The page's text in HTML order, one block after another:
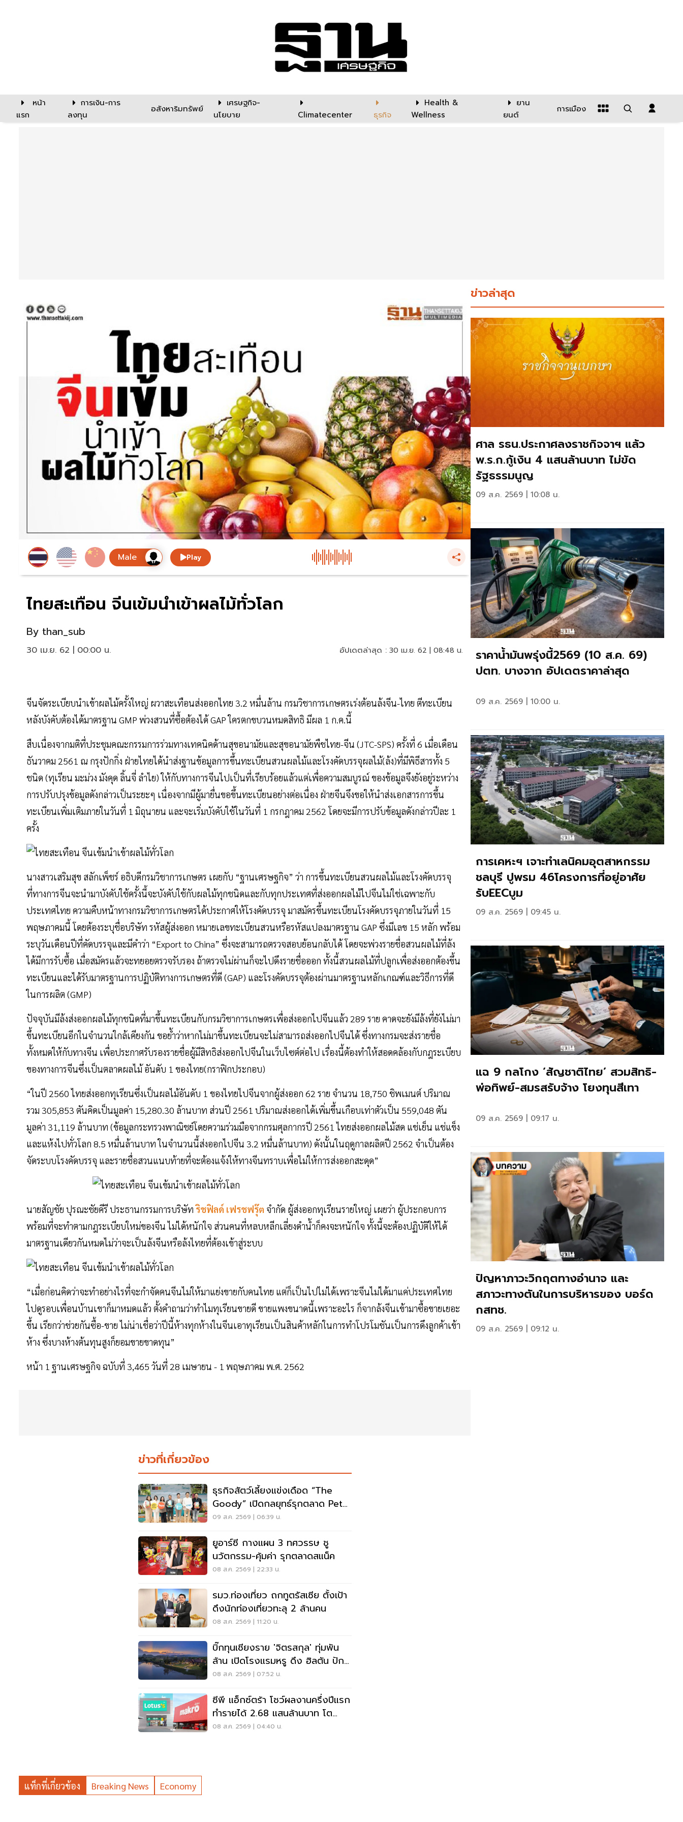
หน้า
แรก
การเงิน-การ
ลงทุน
อสังหาริมทรัพย์
เศรษฐกิจ-
นโยบาย
Climatecenter ธุรกิจ
Health &
Wellness
ยาน
ยนต์
การเมือง
Play
ไทยสะเทือน จีนเข้มนำเข้าผลไม้ทั่วโลก
By than_sub
30 เม.ย. 62 | 00:00 น. อัปเดตล่าสุด : 30 เม.ย. 62 | 08:48 น.
จีนจัดระเบียบนำเข้าผลไม้ครั้งใหญ่ ผวาสะเทือนส่งออกไทย 3.2 หมื่นล้าน กรมวิชาการเกษตรเร่งต้อนล้งจีน-ไทย ตีทะเบียน
หลังบังคับต้องได้มาตรฐาน GMP พ่วงสวนที่ซื้อต้องได้ GAP ใครตกขบวนหมดสิทธิ มีผล 1 ก.ค.นี้
สืบเนื่องจากมติที่ประชุมคณะกรรมการร่วมทางเทคนิคด้านสุขอนามัยและสุขอนามัยพืชไทย-จีน (JTC-SPS) ครั้งที่ 6 เมื่อเดือน
ธันวาคม 2561 ณ กรุงปักกิ่ง ฝ่ายไทยได้นำส่งฐานข้อมูลการขึ้นทะเบียนสวนผลไม้และโรงคัดบรรจุผลไม้(ล้ง)ที่มีพิธีสารทั้ง 5
ชนิด (ทุเรียน มะม่วง มังคุด ลิ้นจี่ ลำไย) ให้กับทางการจีนไปเป็นที่เรียบร้อยแล้วแต่เพื่อความสมบูรณ์ ของข้อมูลจึงยังอยู่ระหว่าง
การปรับปรุงข้อมูลดังกล่าวเป็นระยะๆ เนื่องจากมีผู้มายื่นขอขึ้นทะเบียนอย่างต่อเนื่อง ฝ่ายจีนจึงขอให้นำส่งเอกสารการขึ้น
ทะเบียนเพิ่มเติมภายในวันที่ 1 มิถุนายน และจะเริ่มบังคับใช้ในวันที่ 1 กรกฎาคม 2562 โดยจะมีการปรับข้อมูลดังกล่าวปีละ 1
ครั้ง
นางสาวเสริมสุข สลักเพ็ชร์ อธิบดีกรมวิชาการเกษตร เผยกับ “ฐานเศรษฐกิจ” ว่า การขึ้นทะเบียนสวนผลไม้และโรงคัดบรรจุ
ที่ทางการจีนจะนำมาบังคับใช้ครั้งนี้จะบังคับใช้กับผลไม้ทุกชนิดและกับทุกประเทศที่ส่งออกผลไม้ไปจีนไม่ใช่เฉพาะกับ
ประเทศไทย ความคืบหน้าทางกรมวิชาการเกษตรได้ประกาศให้โรงคัดบรรจุ มาสมัครขึ้นทะเบียนโรงคัดบรรจุภายในวันที่ 15
พฤษภาคมนี้ โดยต้องระบุชื่อบริษัท รหัสผู้ส่งออก หมายเลขทะเบียนสวนหรือรหัสแปลงมาตรฐาน GAP ซึ่งมีเลข 15 หลัก พร้อม
ระบุวันเดือนปีที่คัดบรรจุและมีคำว่า “Export to China” ซึ่งจะสามารถตรวจสอบย้อนกลับได้ โดยจะพ่วงรายชื่อสวนผลไม้ที่ล้ง
ได้มีการรับซื้อ เมื่อสมัครแล้วจะทยอยตรวจรับรอง ถ้าตรวจไม่ผ่านก็จะไปดึงรายชื่อออก ทั้งนี้สวนผลไม้ที่ปลูกเพื่อส่งออกต้องขึ้น
ทะเบียนและได้รับมาตรฐานการปฏิบัติทางการเกษตรที่ดี (GAP) และโรงคัดบรรจุต้องผ่านมาตรฐานหลักเกณฑ์และวิธีการที่ดี
ในการผลิต (GMP)
ปัจจุบันมีล้งส่งออกผลไม้ทุกชนิดที่มาขึ้นทะเบียนกับกรมวิชาการเกษตรเพื่อส่งออกไปจีนแล้ว 289 ราย คาดจะยังมีล้งที่ยังไม่มา
ขึ้นทะเบียนอีกในจำนวนใกล้เคียงกัน ขอยํ้าว่าหากไม่มาขึ้นทะเบียนจะไม่สามารถส่งออกไปจีนได้ ซึ่งทางกรมจะส่งรายชื่อ
ทั้งหมดให้กับทางจีน เพื่อประกาศรับรองรายชื่อผู้มีสิทธิส่งออกไปจีนในเว็บไซต์ต่อไป เรื่องนี้ต้องทำให้สอดคล้องกับกฎระเบียบ
ของทางการจีนซึ่งเป็นตลาดผลไม้ อันดับ 1 ของไทย(กราฟิกประกอบ)
“ในปี 2560 ไทยส่งออกทุเรียนซึ่งเป็นผลไม้อันดับ 1 ของไทยไปจีนจากผู้ส่งออก 62 ราย จำนวน 18,750 ชิพเมนต์ ปริมาณ
รวม 305,853 ตันคิดเป็นมูลค่า 15,280.30 ล้านบาท ส่วนปี 2561 ปริมาณส่งออกได้เพิ่มขึ้นเกือบเท่าตัวเป็น 559,048 ตัน
มูลค่า 31,119 ล้านบาท (ข้อมูลกระทรวงพาณิชย์โดยความร่วมมือจากกรมศุลกากรปี 2561 ไทยส่งออกผลไม้สด แช่เย็น แช่แข็ง
และแห้งไปทั่วโลก 8.5 หมื่นล้านบาท ในจำนวนนี้ส่งออกไปจีน 3.2 หมื่นล้านบาท) ดังนั้นในฤดูกาลผลิตปี 2562 จำเป็นต้อง
จัดระบบโรงคัดบรรจุ และรายชื่อสวนแนบท้ายที่จะต้องแจ้งให้ทางจีนทราบเพื่อไม่ให้การส่งออกสะดุด”
นายสัญชัย ปุรณะชัยคีรี ประธานกรรมการบริษัทริชฟิลด์ เฟรชฟรุ๊ต จำกัด ผู้ส่งออกทุเรียนรายใหญ่ เผยว่า ผู้ประกอบการ
พร้อมที่จะทำตามกฎระเบียบใหม่ของจีน ไม่ได้หนักใจ ส่วนคนที่หลบหลีกเลี่ยงดำนํ้าก็คงจะหนักใจ ทั้งนี้จะต้องปฏิบัติให้ได้
มาตรฐานเดียวกันหมดไม่ว่าจะเป็นล้งจีนหรือล้งไทยที่ต้องเข้าสู่ระบบ
“เมื่อก่อนคิดว่าจะทำอย่างไรที่จะกำจัดคนจีนไม่ให้มาแย่งขายกับคนไทย แต่ก็เป็นไปไม่ได้เพราะจีนไม่ได้มาแค่ประเทศไทย
ไปดูรอบเพื่อนบ้านเขาก็มาหมดแล้ว ตั้งคำถามว่าทำไมทุเรียนขายดี ขายแพงขนาดนี้เพราะอะไร ก็จากล้งจีนเข้ามาซื้อขายเยอะ
ขึ้น เรียกว่าช่วยกันซื้อ-ขาย ไม่น่าเชื่อว่าปีนี้ห้างทุกห้างในจีนเอาทุเรียนเป็นสินค้าหลักในการทำโปรโมชันเป็นการดึงลูกค้าเข้า
ห้าง ซึ่งบางห้างต้นทุนสูงก็ยอมขายขาดทุน”
หน้า 1 ฐานเศรษฐกิจ ฉบับที่ 3,465 วันที่ 28 เมษายน - 1 พฤษภาคม พ.ศ. 2562
ข่าวที่เกี่ยวข้อง
ธุรกิจสัตว์เลี้ยงแข่งเดือด “The
Goody” เปิดกลยุทธ์รุกตลาด Pet
Humanization
09 ส.ค. 2569 | 06:39 น.
ยูอาร์ซี กางแผน 3 ทศวรรษ ชู
นวัตกรรม-คุ้มค่า รุกตลาดสแน็ค
08 ส.ค. 2569 | 22:33 น.
รมว.ท่องเที่ยว ถกทูตรัสเซีย ตั้งเป้า
ดึงนักท่องเที่ยวทะลุ 2 ล้านคน
08 ส.ค. 2569 | 11:20 น.
บิ๊กทุนเชียงราย 'จิตรสกุล' ทุ่มพัน
ล้าน เปิดโรงแรมหรู ดึง ฮิลตัน ปัก
หมุดแบรนด์ใหม่
08 ส.ค. 2569 | 07:52 น.
ซีพี แอ็กซ์ตร้า โชว์ผลงานครึ่งปีแรก
ทำรายได้ 2.68 แสนล้านบาท โต
3.6%
08 ส.ค. 2569 | 04:40 น.
แท็กที่เกี่ยวข้อง Breaking News Economy
ข่าวล่าสุด
ศาล รธน.ประกาศลงราชกิจจาฯ แล้ว
พ.ร.ก.กู้เงิน 4 แสนล้านบาท ไม่ขัด
รัฐธรรมนูญ
09 ส.ค. 2569 | 10:08 น.
ราคาน้ำมันพรุ่งนี้2569 (10 ส.ค. 69)
ปตท. บางจาก อัปเดตราคาล่าสุด
09 ส.ค. 2569 | 10:00 น.
การเคหะฯ เจาะทำเลนิคมอุตสาหกรรม
ชลบุรี ปูพรม 46โครงการที่อยู่อาศัย
รับEECบูม
09 ส.ค. 2569 | 09:45 น.
แฉ 9 กลโกง ‘สัญชาติไทย’ สวมสิทธิ-
พ่อทิพย์-สมรสรับจ้าง โยงทุนสีเทา
09 ส.ค. 2569 | 09:17 น.
ปัญหาภาวะวิกฤตทางอํานาจ และ
สภาวะทางตันในการบริหารของ บอร์ด
กสทช.
09 ส.ค. 2569 | 09:12 น.